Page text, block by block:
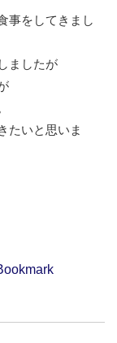
事をしてきまし
ましたが
たいと思いま